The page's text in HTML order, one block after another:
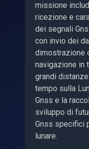
missione
ricezione e
dei segnali
con invio dei
dimostrazione
navigazione in
grandi
tempo sulla
Gnss e la
sviluppo di
Gnss specifici
lunare.